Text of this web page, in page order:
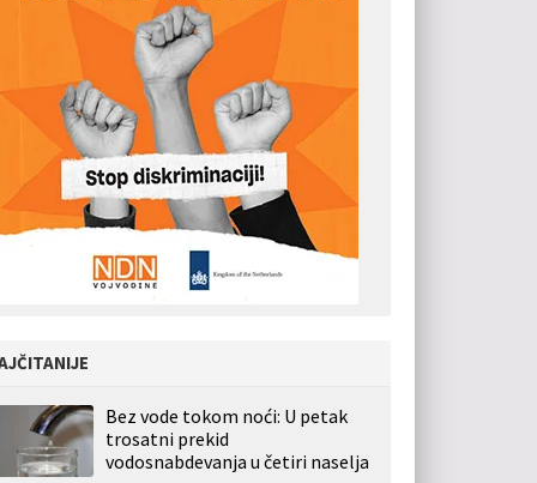
Bez vode tokom noći: U petak
trosatni prekid
vodosnabdevanja u četiri naselja